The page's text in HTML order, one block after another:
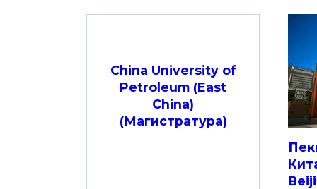
China University of
Petroleum (East
China)
(Магистратура)